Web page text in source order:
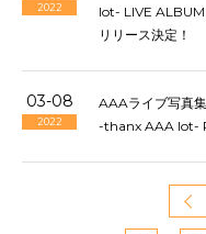
2022
lot- LIVE ALBUM
リリース決定！
03-08
2022
AAAライブ写真
-thanx AAA lot-